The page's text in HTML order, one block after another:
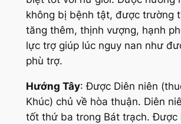
không bị bệnh tật, được trường
tăng thêm, thịnh vượng, hạnh
lực trợ giúp lúc nguy nan như
phù trợ.
Hướng Tây: Được Diên niên
Khúc) chủ về hòa thuận. Diên
tốt thứ ba trong Bát trạch. Được